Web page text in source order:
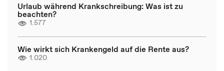
Urlaub während Krankschreibung: Was ist zu
beachten?
1.577
Wie wirkt sich Krankengeld auf die Rente aus?
1.020